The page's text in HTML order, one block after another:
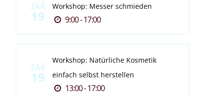
ZÁŘ
19
Workshop: Messer schmieden
9:00 - 17:00
ZÁŘ
19
Workshop: Natürliche Kosmetik
einfach selbst herstellen
13:00 - 17:00